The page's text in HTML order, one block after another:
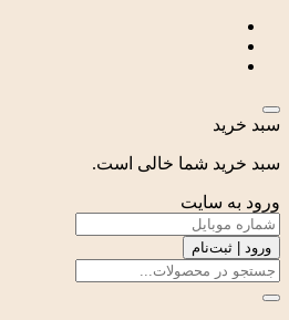
سبد خرید
سبد خرید شما خالی است.
ورود به سایت
ورود | ثبت‌نام